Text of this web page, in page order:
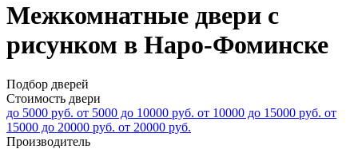
Межкомнатные двери с
рисунком в Наро-Фоминске
Подбор дверей
Стоимость двери
до 5000 руб. от 5000 до 10000 руб. от 10000 до 15000 руб. от
15000 до 20000 руб. от 20000 руб.
Производитель